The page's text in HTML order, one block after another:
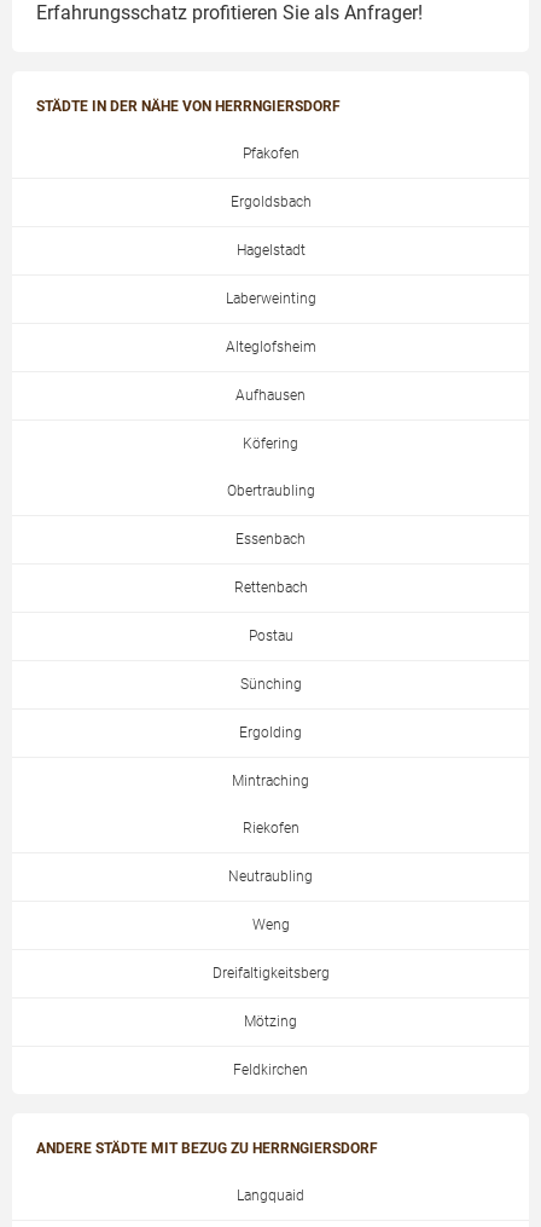
Erfahrungsschatz profitieren Sie als Anfrager!
STÄDTE IN DER NÄHE VON HERRNGIERSDORF
Pfakofen
Ergoldsbach
Hagelstadt
Laberweinting
Alteglofsheim
Aufhausen
Köfering
Obertraubling
Essenbach
Rettenbach
Postau
Sünching
Ergolding
Mintraching
Riekofen
Neutraubling
Weng
Dreifaltigkeitsberg
Mötzing
Feldkirchen
ANDERE STÄDTE MIT BEZUG ZU HERRNGIERSDORF
Langquaid